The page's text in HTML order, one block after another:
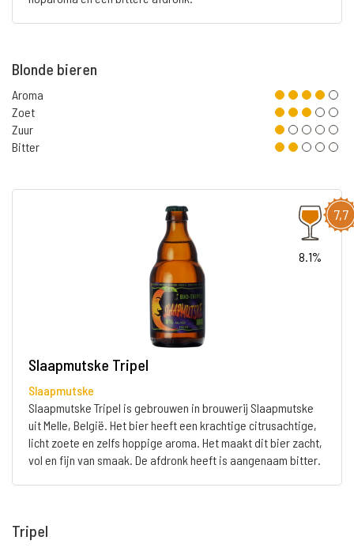
Blonde bieren
Aroma
Zoet
Zuur
Bitter
7,7
8.1%
Slaapmutske Tripel
Slaapmutske
Slaapmutske Tripel is gebrouwen in brouwerij Slaapmutske
uit Melle, België. Het bier heeft een krachtige citrusachtige,
licht zoete en zelfs hoppige aroma. Het maakt dit bier zacht,
vol en fijn van smaak. De afdronk heeft is aangenaam bitter.
Tripel